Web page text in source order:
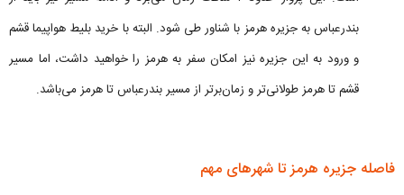
بندرعباس به جزیره هرمز با شناور طی شود. البته با خرید بلیط هواپیما قشم
و ورود به این جزیره نیز امکان سفر به هرمز را خواهید داشت، اما مسیر
قشم تا هرمز طولانی‌تر و زمان‌برتر از مسیر بندرعباس تا هرمز می‌باشد.
فاصله جزیره هرمز تا شهرهای مهم